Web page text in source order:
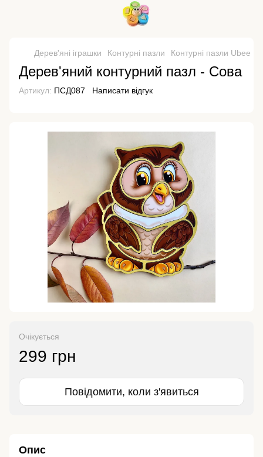
Дерев'яні іграшки Контурні пазли Контурні пазли Ubee
Дерев'яний контурний пазл - Сова
Артикул: ПСД087 Написати відгук
Очікується
299 грн
Повідомити, коли з'явиться
Опис